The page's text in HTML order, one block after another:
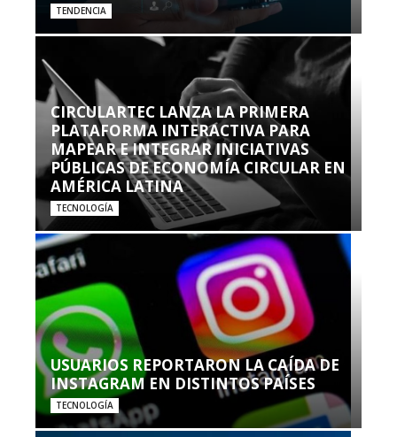
TENDENCIA
CIRCULARTEC LANZA LA PRIMERA
PLATAFORMA INTERACTIVA PARA
MAPEAR E INTEGRAR INICIATIVAS
PÚBLICAS DE ECONOMÍA CIRCULAR EN
AMÉRICA LATINA
TECNOLOGÍA
USUARIOS REPORTARON LA CAÍDA DE
INSTAGRAM EN DISTINTOS PAÍSES
TECNOLOGÍA